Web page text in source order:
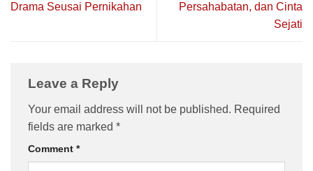
Drama Seusai Pernikahan
Persahabatan, dan Cinta
Sejati
Leave a Reply
Your email address will not be published. Required
fields are marked *
Comment *